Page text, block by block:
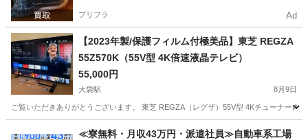
プリフラ Ad
【2023年製/保護フィルム付極美品】東芝 REGZA
55Z570K（55V型 4K倍速液晶テレビ）
55,000円
大袋駅 8月9日
ご覧いただきありがとうございます。 東芝 REGZA（レグザ）55V型 4Kチューナー
大袋駅 テレビ
≪寮無料・月収43万円・派遣社員≫自動車系工場